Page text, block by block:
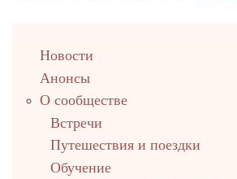
upНовости
Анонсы
О сообществе
Встречи
Путешествия и поездки
Обучение